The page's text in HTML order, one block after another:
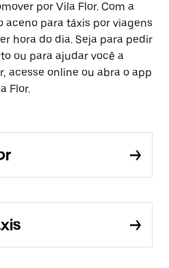
por Vila Flor. Com a
aceno para táxis por viagens
hora do dia. Seja para pedir
ou para ajudar você a
acesse online ou abra o app
Flor.